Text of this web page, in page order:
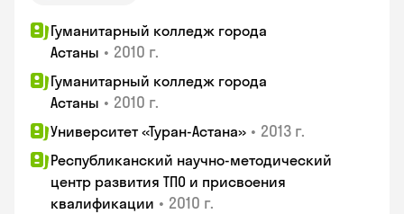
Гуманитарный колледж города
Астаны • 2010 г.
Гуманитарный колледж города
Астаны • 2010 г.
Университет «Туран-Астана» • 2013 г.
Республиканский научно-методический
центр развития ТПО и присвоения
квалификации • 2010 г.